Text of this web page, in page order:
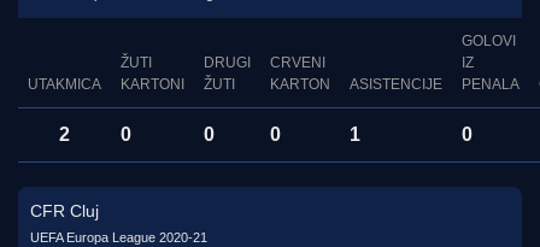
UTAKMICA
ŽUTI
KARTONI
DRUGI
ŽUTI
CRVENI
KARTON
ASISTENCIJE
GOLOVI
IZ
PENALA
2 0 0 0 1 0
CFR Cluj
UEFA Europa League 2020-21